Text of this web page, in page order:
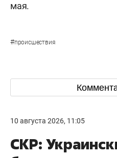
мая.
#происшествия
10 августа 2026, 11:05
СКР: